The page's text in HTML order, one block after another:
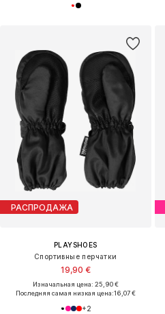
РАСПРОДАЖА
PLAYSHOES
Спортивные перчатки
19,90 €
Изначальная цена: 25,90 €
Последняя самая низкая цена:16,07 €
+2